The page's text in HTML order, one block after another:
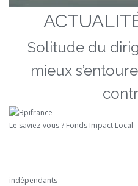
Solitude du
mieux
Le saviez-vous ? Fonds Impact Local
indépendants